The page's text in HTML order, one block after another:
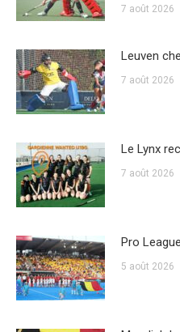
7 août 2026
Leuven
7 août 2026
Le Lynx
7 août 2026
Pro
5 août 2026